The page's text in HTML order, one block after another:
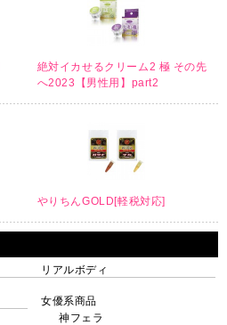
リアルボディ
女優系商品
神フェラ
絶対イカせるクリーム2 極 その先
へ2023【男性用】part2
やりちんGOLD[軽税対応]